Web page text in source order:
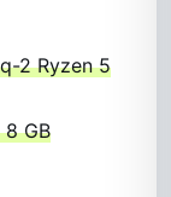
2 Ryzen 5
GB